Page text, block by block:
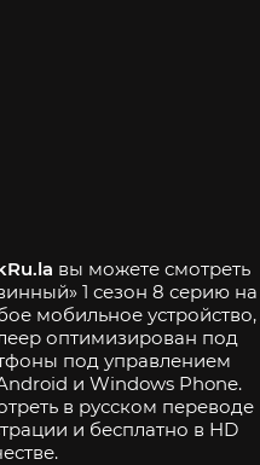
вы можете смотреть
1 сезон 8 серию на
мобильное устройство,
оптимизирован под
под управлением
и Windows Phone.
в русском переводе
и бесплатно в HD